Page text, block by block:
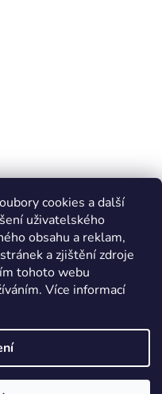
cookies a další
uživatelského
obsahu a reklam,
a zjištění zdroje
tohoto webu
Více informací
s.r.o.. Všechna práva